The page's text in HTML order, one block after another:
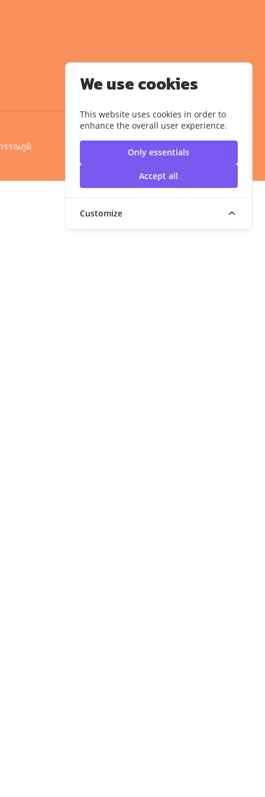
We use cookies
This website uses cookies in order to
enhance the overall user experience.
Only essentials
Accept all
Customize
รรณภูมิ